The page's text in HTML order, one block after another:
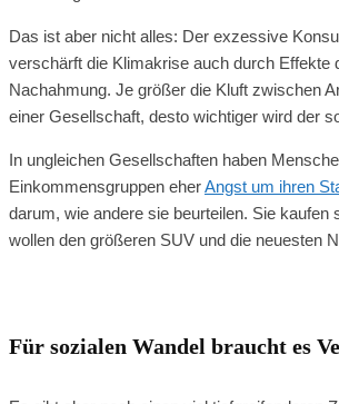
Das ist aber nicht alles: Der exzessive
verschärft die Klimakrise auch durch Effekte
Nachahmung. Je größer die Kluft zwischen
einer Gesellschaft, desto wichtiger wird der
In ungleichen Gesellschaften haben
Einkommensgruppen eherAngst um ihren
darum, wie andere sie beurteilen. Sie kaufen
wollen den größeren SUV und die neuesten
Für sozialen Wandel braucht es